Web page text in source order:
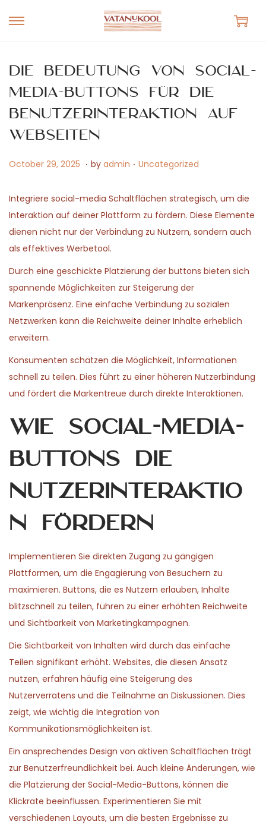
S
p
t
o
v
g
a
t
n
S
p
t
o
n
e
n
t
Die Bedeutung von Social-
Media-Buttons für die
Benutzerinteraktion auf
Webseiten
P
s
t
e
d
October 29, 2025 M
y
1
5
,
. by admin . P
s
t
e
Uncategorized
Integriere social-media Schaltflächen strategisch, um die
Interaktion auf deiner Plattform zu fördern. Diese Elemente
dienen nicht nur der Verbindung zu Nutzern, sondern auch
als effektives Werbetool.
Durch eine geschickte Platzierung der buttons bieten sich
spannende Möglichkeiten zur Steigerung der
Markenpräsenz. Eine einfache Verbindung zu sozialen
Netzwerken kann die Reichweite deiner Inhalte erheblich
erweitern.
Konsumenten schätzen die Möglichkeit, Informationen
schnell zu teilen. Dies führt zu einer höheren Nutzerbindung
und fördert die Markentreue durch direkte Interaktionen.
Wie Social-Media-
Buttons die
Nutzerinteraktio
n fördern
Implementieren Sie direkten Zugang zu gängigen
Plattformen, um die Engagierung von Besuchern zu
maximieren. Buttons, die es Nutzern erlauben, Inhalte
blitzschnell zu teilen, führen zu einer erhöhten Reichweite
und Sichtbarkeit von Marketingkampagnen.
Die Sichtbarkeit von Inhalten wird durch das einfache
Teilen signifikant erhöht. Websites, die diesen Ansatz
nutzen, erfahren häufig eine Steigerung des
Nutzerverratens und die Teilnahme an Diskussionen. Dies
zeigt, wie wichtig die Integration von
Kommunikationsmöglichkeiten ist.
Ein ansprechendes Design von aktiven Schaltflächen trägt
zur Benutzerfreundlichkeit bei. Auch kleine Änderungen, wie
die Platzierung der Social-Media-Buttons, können die
Klickrate beeinflussen. Experimentieren Sie mit
verschiedenen Layouts, um die besten Ergebnisse zu